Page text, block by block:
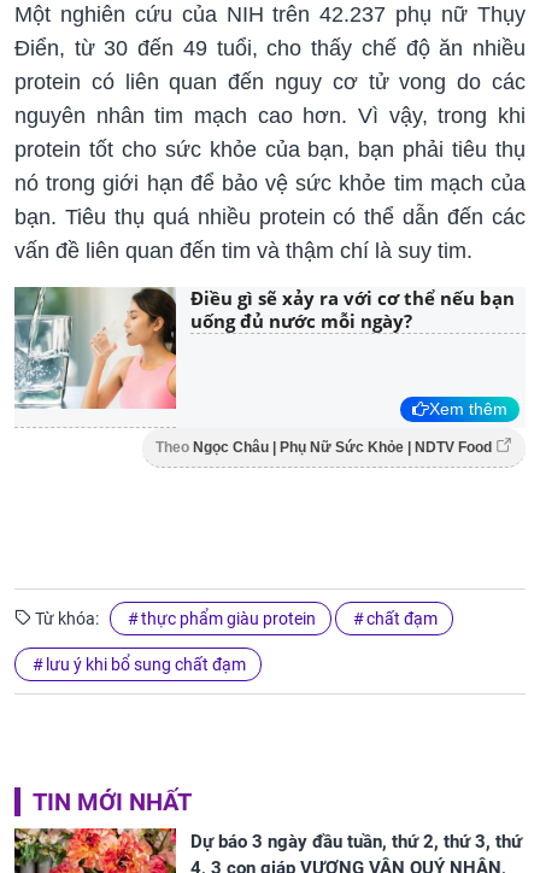
Một nghiên cứu của NIH trên 42.237 phụ nữ Thụy
Điển, từ 30 đến 49 tuổi, cho thấy chế độ ăn nhiều
protein có liên quan đến nguy cơ tử vong do các
nguyên nhân tim mạch cao hơn. Vì vậy, trong khi
protein tốt cho sức khỏe của bạn, bạn phải tiêu thụ
nó trong giới hạn để bảo vệ sức khỏe tim mạch của
bạn. Tiêu thụ quá nhiều protein có thể dẫn đến các
vấn đề liên quan đến tim và thậm chí là suy tim.
Điều gì sẽ xảy ra với cơ thể nếu bạn
uống đủ nước mỗi ngày?
Xem thêm
Theo Ngọc Châu | Phụ Nữ Sức Khỏe | NDTV Food
Từ khóa: thực phẩm giàu protein chất đạm
lưu ý khi bổ sung chất đạm
TIN MỚI NHẤT
Dự báo 3 ngày đầu tuần, thứ 2, thứ 3, thứ
4, 3 con giáp VƯỢNG VẬN QUÝ NHÂN,